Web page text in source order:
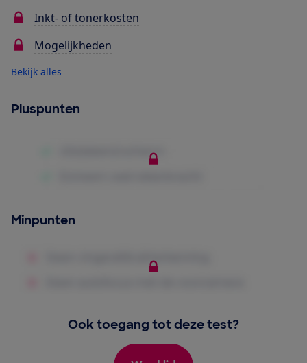
Inkt- of tonerkosten
Mogelijkheden
Bekijk alles
Pluspunten
Minpunten
Ook toegang tot deze test?